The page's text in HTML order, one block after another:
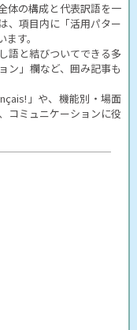
体の構成と代表訳語を一
、項目内に「活用パター
す。
語と結びついてできる多
ン」欄など、囲み記事も
」や、機能別・場面
コミュニケーションに役